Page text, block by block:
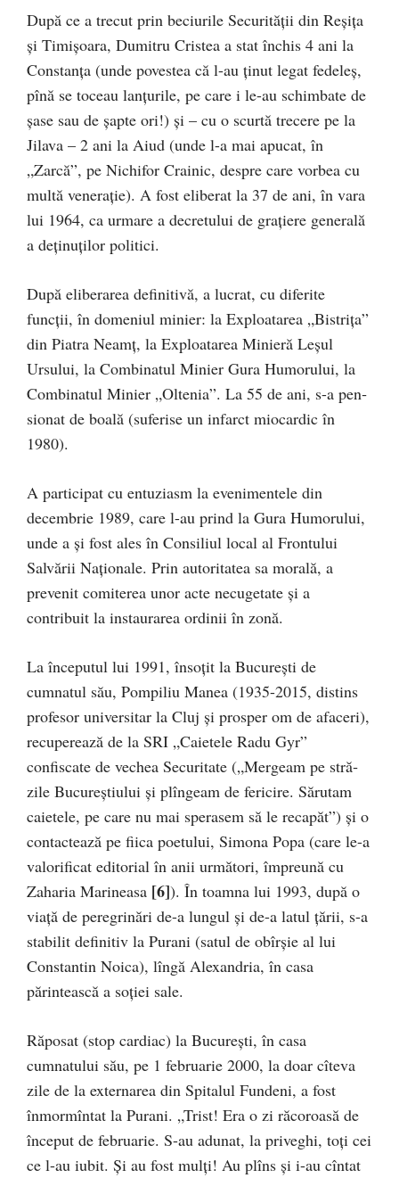
După ce a trecut prin beciurile Securităţii din Reşiţa
și Timişoara, Dumitru Cristea a stat închis 4 ani la
Constanța (unde povestea că l-au ținut legat fedeleș,
pînă se toceau lanţurile, pe care i le-au schimbate de
șase sau de şapte ori!) și – cu o scurtă trecere pe la
Jilava – 2 ani la Aiud (unde l-a mai apucat, în
„Zarcă”, pe Nichifor Crai­nic, despre care vorbea cu
multă venerație). A fost eliberat la 37 de ani, în vara
lui 1964, ca urmare a decretului de grațiere generală
a deținu­ților politici.
După eliberarea definitivă, a lucrat, cu di­fe­rite
funcții, în domeniul minier: la Exploatarea „Bistriţa”
din Piatra Neamţ, la Exploatarea Minieră Leşul
Ursului, la Combinatul Minier Gura Humorului, la
Com­binatul Minier „Oltenia”. La 55 de ani, s-a pen­
sio­nat de boală (suferise un infarct miocardic în
1980).
A participat cu entuziasm la evenimentele din
decembrie 1989, care l-au prind la Gura Humorului,
unde a și fost ales în Consiliul local al Frontului
Salvării Naţionale. Prin autoritatea sa morală, a
prevenit comiterea unor acte necugetate şi a
contribuit la instaurarea ordinii în zonă.
La începutul lui 1991, însoțit la București de
cumnatul său, Pompiliu Manea (1935-2015, distins
profesor universitar la Cluj și prosper om de afaceri),
recuperează de la SRI „Caietele Radu Gyr”
confiscate de ve­chea Securitate („Mergeam pe stră­
zile Bucureştiului şi plîngeam de fericire. Sărutam
caietele, pe care nu mai sperasem să le recapăt”) și o
contactează pe fiica poe­tului, Simona Popa (care le-a
valorificat editorial în anii următori, împreună cu
Zaharia Marineasa [6]). În toamna lui 1993, după o
viață de peregrinări de-a lungul și de-a latul țării, s-a
stabilit definitiv la Purani (satul de obîrșie al lui
Constantin Noica), lîngă Alexan­dria, în casa
părintească a soţiei sale.
Răposat (stop cardiac) la Bucureşti, în casa
cumnatului său, pe 1 februarie 2000, la doar cîteva
zile de la externarea din Spitalul Fundeni, a fost
înmormîntat la Purani. „Trist! Era o zi răcoroasă de
început de februarie. S-au adunat, la priveghi, toți cei
ce l-au iubit. Și au fost mulți! Au plîns și i-au cîntat